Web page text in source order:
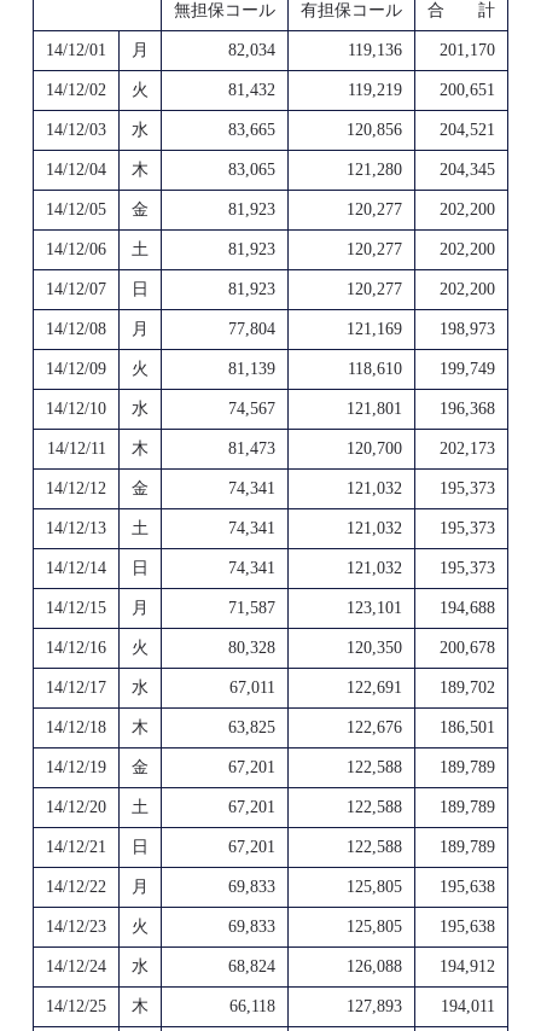
無担保コール 有担保コール 合 計
14/12/01 月 82,034 119,136 201,170
14/12/02 火 81,432 119,219 200,651
14/12/03 水 83,665 120,856 204,521
14/12/04 木 83,065 121,280 204,345
14/12/05 金 81,923 120,277 202,200
14/12/06 土 81,923 120,277 202,200
14/12/07 日 81,923 120,277 202,200
14/12/08 月 77,804 121,169 198,973
14/12/09 火 81,139 118,610 199,749
14/12/10 水 74,567 121,801 196,368
14/12/11 木 81,473 120,700 202,173
14/12/12 金 74,341 121,032 195,373
14/12/13 土 74,341 121,032 195,373
14/12/14 日 74,341 121,032 195,373
14/12/15 月 71,587 123,101 194,688
14/12/16 火 80,328 120,350 200,678
14/12/17 水 67,011 122,691 189,702
14/12/18 木 63,825 122,676 186,501
14/12/19 金 67,201 122,588 189,789
14/12/20 土 67,201 122,588 189,789
14/12/21 日 67,201 122,588 189,789
14/12/22 月 69,833 125,805 195,638
14/12/23 火 69,833 125,805 195,638
14/12/24 水 68,824 126,088 194,912
14/12/25 木 66,118 127,893 194,011